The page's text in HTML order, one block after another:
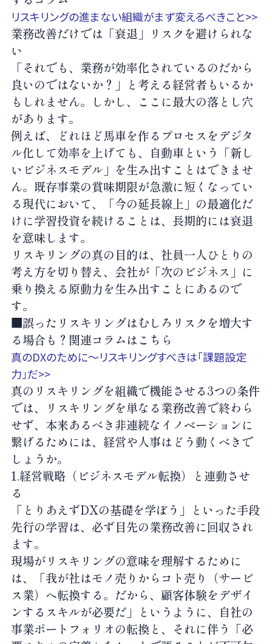
リスキリングの進まない組織がまず変えるべきこと>>
業務改善だけでは「衰退」リスクを避けられな
い
「それでも、業務が効率化されているのだから
良いのではないか？」と考える経営者もいるか
もしれません。しかし、ここに最大の落とし穴
があります。
例えば、どれほど馬車を作るプロセスをデジタ
ル化して効率を上げても、自動車という「新し
いビジネスモデル」を生み出すことはできませ
ん。既存事業の賞味期限が急激に短くなってい
る現代において、「今の延長線上」の最適化だ
けに学習投資を続けることは、長期的には衰退
を意味します。
リスキリングの真の目的は、社員一人ひとりの
考え方を切り替え、会社が「次のビジネス」に
乗り換える原動力を生み出すことにあるので
す。
■誤ったリスキリングはむしろリスクを増大す
る場合も？関連コラムはこちら
真のDXのために～リスキリングすべきは「課題設定
力」だ>>
真のリスキリングを組織で機能させる3つの条件
では、リスキリングを単なる業務改善で終わら
せず、本来あるべき非連続なイノベーションに
繋げるためには、経営や人事はどう動くべきで
しょうか。
1.経営戦略（ビジネスモデル転換）と連動させ
る
「とりあえずDXの基礎を学ぼう」といった手段
先行の学習は、必ず目先の業務改善に回収され
ます。
現場がリスキリングの意味を理解するために
は、「我が社はモノ売りからコト売り（サービ
ス業）へ転換する。だから、顧客体験をデザイ
ンするスキルが必要だ」というように、自社の
事業ポートフォリオの転換と、それに伴う「必